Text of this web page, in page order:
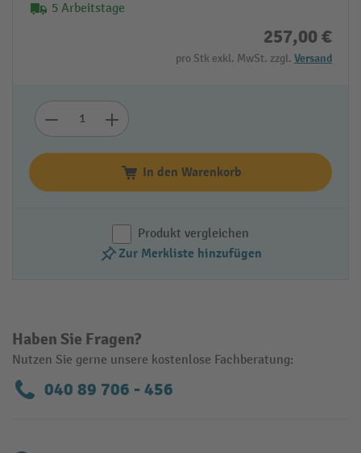
5 Arbeitstage
257,00 €
pro Stk exkl. MwSt. zzgl. Versand
In den Warenkorb
Produkt vergleichen
Zur Merkliste hinzufügen
Haben Sie Fragen?
Nutzen Sie gerne unsere kostenlose Fachberatung:
040 89 706 - 456